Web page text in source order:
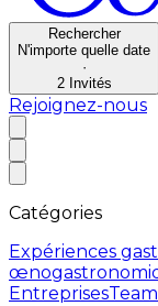
Rechercher
N'importe quelle date
·
2 Invités
Rejoignez-nous
Catégories
Expériences
Entreprises